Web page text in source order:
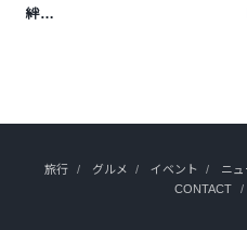
絆…
旅行 グルメ イベント ニュ
CONTACT